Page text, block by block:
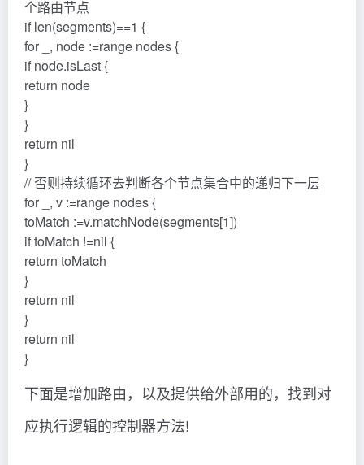
个路由节点
if len(segments)==1 {
for _, node :=range nodes {
if node.isLast {
return node
}
}
return nil
}
// 否则持续循环去判断各个节点集合中的递归下一层
for _, v :=range nodes {
toMatch :=v.matchNode(segments[1])
if toMatch !=nil {
return toMatch
}
return nil
}
return nil
}
下面是增加路由，以及提供给外部用的，找到对
应执行逻辑的控制器方法!